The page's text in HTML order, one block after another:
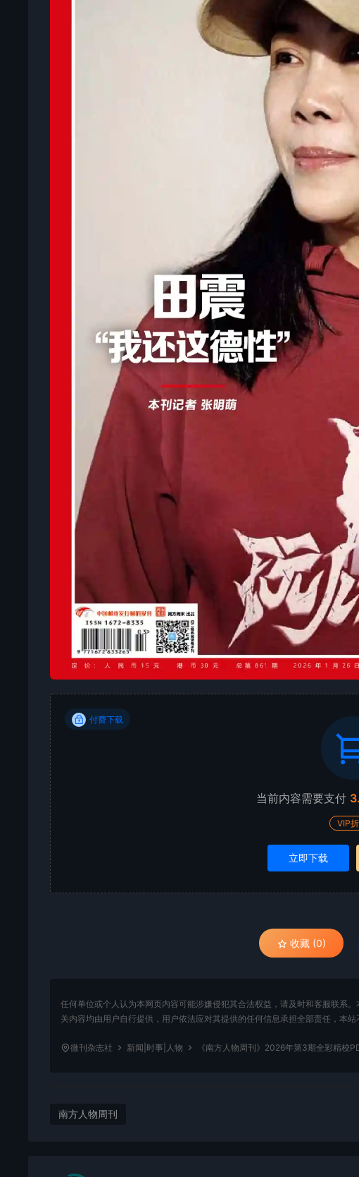
付费下载
当前内容需要支付
VIP
立即下载
收藏 (0)
任何单位或个人认为本网页内容可能涉嫌侵犯其合法权益，请及时和客服联系
关内容均由用户自行提供，用户依法应对其提供的任何信息承担全部责任，本站
微刊杂志社 新闻|时事|人物 《南方人物周刊》2026年第3期全彩精校
南方人物周刊